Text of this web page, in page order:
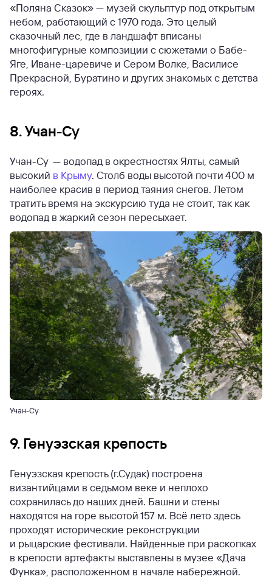
«Поляна Сказок» — музей скульптур под открытым
небом, работающий с 1970 года. Это целый
сказочный лес, где в ландшафт вписаны
многофигурные композиции с сюжетами о Бабе-
Яге, Иване-царевиче и Сером Волке, Василисе
Прекрасной, Буратино и других знакомых с детства
героях.
8. Учан-Су
Учан-Су — водопад в окрестностях Ялты, самый
высокий в Крыму. Столб воды высотой почти 400 м
наиболее красив в период таяния снегов. Летом
тратить время на экскурсию туда не стоит, так как
водопад в жаркий сезон пересыхает.
Учан-Су
9. Генуэзская крепость
Генуэзская крепость (г.Судак) построена
византийцами в седьмом веке и неплохо
сохранилась до наших дней. Башни и стены
находятся на горе высотой 157 м. Всё лето здесь
проходят исторические реконструкции
и рыцарские фестивали. Найденные при раскопках
в крепости артефакты выставлены в музее «Дача
Функа», расположенном в начале набережной.